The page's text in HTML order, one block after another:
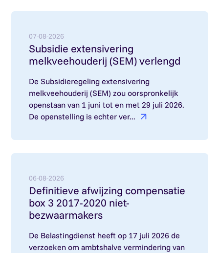
Lees meer over: Subsidie extensivering
07-08-2026
Subsidie extensivering
melkveehouderij (SEM) verlengd
De Subsidieregeling extensivering
melkveehouderij (SEM) zou oorspronkelijk
openstaan van 1 juni tot en met 29 juli 2026.
De openstelling is echter ver...
Lees meer over: Definitieve afwijzing
06-08-2026
Definitieve afwijzing compensatie
box 3 2017-2020 niet-
bezwaarmakers
De Belastingdienst heeft op 17 juli 2026 de
verzoeken om ambtshalve vermindering van